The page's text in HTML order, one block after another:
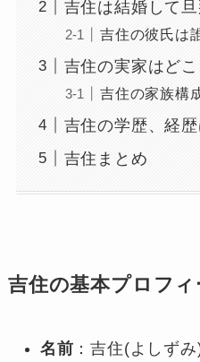
吉住は結婚して
吉住の彼氏は
吉住の実家はどこ
吉住の家族構
吉住の学歴、経歴
吉住まとめ
吉住の基本プロフィ
名前 ：吉住(よしずみ